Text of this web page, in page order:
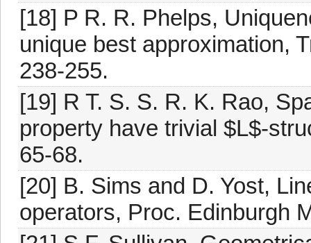
[18] P R. R. Phelps,
unique best approximation,
238-255.
[19] R T. S. S. R. K. Rao,
property have trivial $L$-
65-68.
[20] B. Sims and D. Yost,
operators, Proc. Edinburgh